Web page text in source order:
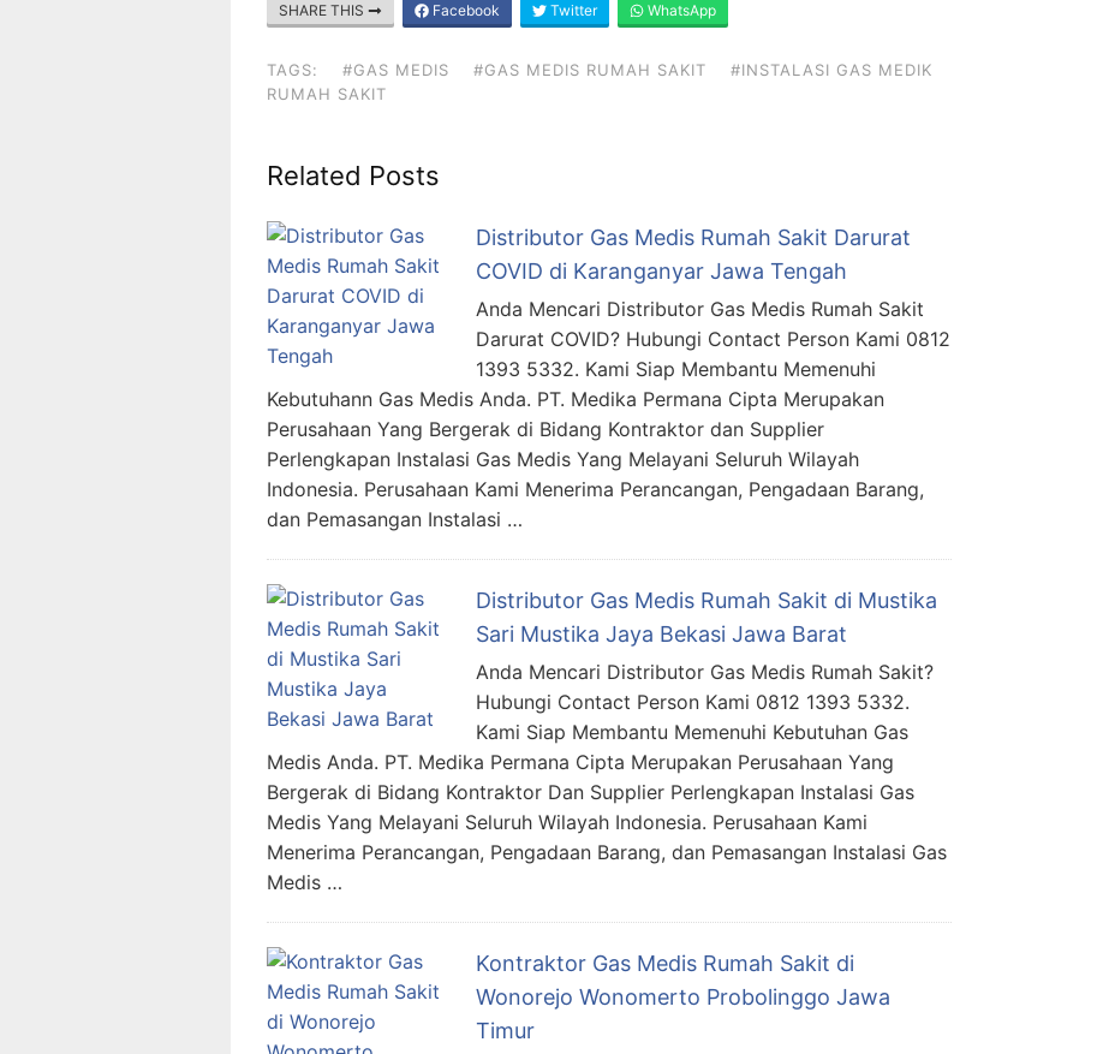
SHARE THIS Facebook Twitter WhatsApp
TAGS: #GAS MEDIS #GAS MEDIS RUMAH SAKIT
#INSTALASI GAS MEDIK
RUMAH SAKIT
Related Posts
Distributor Gas Medis Rumah Sakit Darurat
COVID di Karanganyar Jawa Tengah
Anda Mencari Distributor Gas Medis Rumah Sakit
Darurat COVID? Hubungi Contact Person Kami 0812
1393 5332. Kami Siap Membantu Memenuhi
Kebutuhann Gas Medis Anda. PT. Medika Permana Cipta Merupakan
Perusahaan Yang Bergerak di Bidang Kontraktor dan Supplier
Perlengkapan Instalasi Gas Medis Yang Melayani Seluruh Wilayah
Indonesia. Perusahaan Kami Menerima Perancangan, Pengadaan Barang,
dan Pemasangan Instalasi …
Distributor Gas Medis Rumah Sakit di Mustika
Sari Mustika Jaya Bekasi Jawa Barat
Anda Mencari Distributor Gas Medis Rumah Sakit?
Hubungi Contact Person Kami 0812 1393 5332.
Kami Siap Membantu Memenuhi Kebutuhan Gas
Medis Anda. PT. Medika Permana Cipta Merupakan Perusahaan Yang
Bergerak di Bidang Kontraktor Dan Supplier Perlengkapan Instalasi Gas
Medis Yang Melayani Seluruh Wilayah Indonesia. Perusahaan Kami
Menerima Perancangan, Pengadaan Barang, dan Pemasangan Instalasi Gas
Medis …
Kontraktor Gas Medis Rumah Sakit di
Wonorejo Wonomerto Probolinggo Jawa
Timur